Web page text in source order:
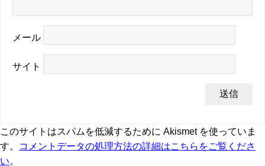
メール
サイト
このサイトはスパムを低減するために Akismet を使っていま
す。
コメントデータの処理方法の詳細はこちらをご覧くださ
い